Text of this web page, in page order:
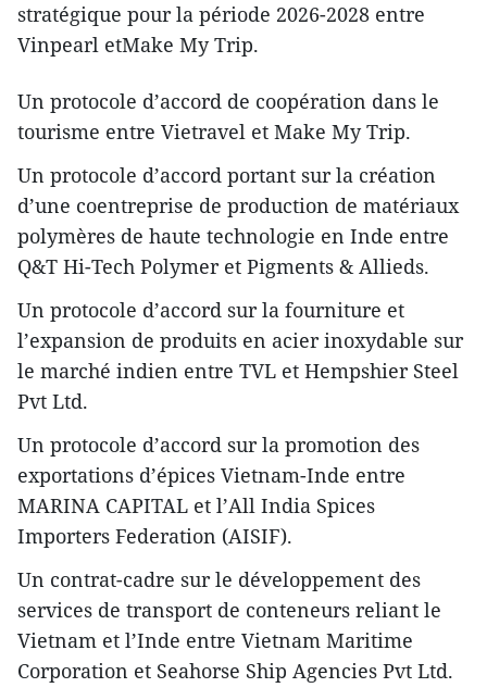
stratégique pour la période 2026-2028 entre
Vinpearl etMake My Trip.
​​Un protocole d’accord de coopération dans le
tourisme entre Vietravel et Make My Trip.
​Un protocole d’accord portant sur la création
d’une coentreprise de production de matériaux
polymères de haute technologie en Inde entre
Q&T Hi-Tech Polymer et Pigments & Allieds.
​​Un protocole d’accord sur la fourniture et
l’expansion de produits en acier inoxydable sur
le marché indien entre TVL et Hempshier Steel
Pvt Ltd.
​​Un protocole d’accord sur la promotion des
exportations d’épices Vietnam-Inde entre
MARINA CAPITAL et l’All India Spices
Importers Federation (AISIF).
​Un contrat-cadre sur le développement des
services de transport de conteneurs reliant le
Vietnam et l’Inde entre Vietnam Maritime
Corporation et Seahorse Ship Agencies Pvt Ltd.